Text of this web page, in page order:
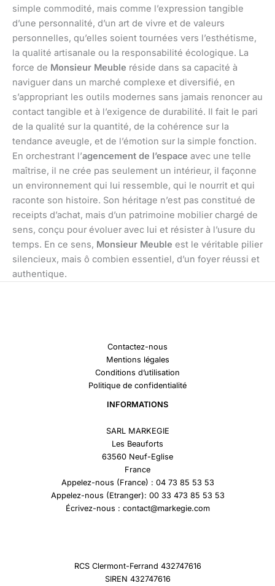
simple commodité, mais comme l’expression tangible
d’une personnalité, d’un art de vivre et de valeurs
personnelles, qu’elles soient tournées vers l’esthétisme,
la qualité artisanale ou la responsabilité écologique. La
force de Monsieur Meuble réside dans sa capacité à
naviguer dans un marché complexe et diversifié, en
s’appropriant les outils modernes sans jamais renoncer au
contact tangible et à l’exigence de durabilité. Il fait le pari
de la qualité sur la quantité, de la cohérence sur la
tendance aveugle, et de l’émotion sur la simple fonction.
En orchestrant l’agencement de l’espace avec une telle
maîtrise, il ne crée pas seulement un intérieur, il façonne
un environnement qui lui ressemble, qui le nourrit et qui
raconte son histoire. Son héritage n’est pas constitué de
receipts d’achat, mais d’un patrimoine mobilier chargé de
sens, conçu pour évoluer avec lui et résister à l’usure du
temps. En ce sens, Monsieur Meuble est le véritable pilier
silencieux, mais ô combien essentiel, d’un foyer réussi et
authentique.
Contactez-nous
Mentions légales
Conditions d’utilisation
Politique de confidentialité
INFORMATIONS
SARL MARKEGIE
Les Beauforts
63560 Neuf-Eglise
France
Appelez-nous (France) : 04 73 85 53 53
Appelez-nous (Etranger): 00 33 473 85 53 53
Écrivez-nous : contact@markegie.com
RCS Clermont-Ferrand 432747616
SIREN 432747616